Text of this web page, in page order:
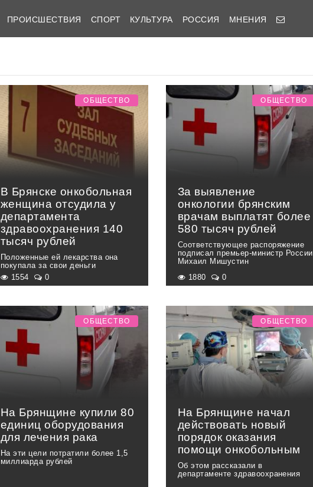
ПРОИСШЕСТВИЯ СПОРТ КУЛЬТУРА РОССИЯ МНЕНИЯ
В Брянске онкобольная
женщина отсудила у
департамента
здравоохранения 140
тысяч рублей
Положенные ей лекарства она
покупала за свои деньги
ОБЩЕСТВО
1554 0
За выявление
онкологии брянским
врачам выплатят более
580 тысяч рублей
Соответствующее распоряжение
подписал премьер-министр России
Михаил Мишустин
ОБЩЕСТВО
1880 0
На Брянщине купили 80
единиц оборудования
для лечения рака
На эти цели потратили более 1,5
миллиарда рублей
ОБЩЕСТВО
На Брянщине начал
действовать новый
порядок оказания
помощи онкобольным
Об этом рассказали в
департаменте здравоохранения
ОБЩЕСТВО